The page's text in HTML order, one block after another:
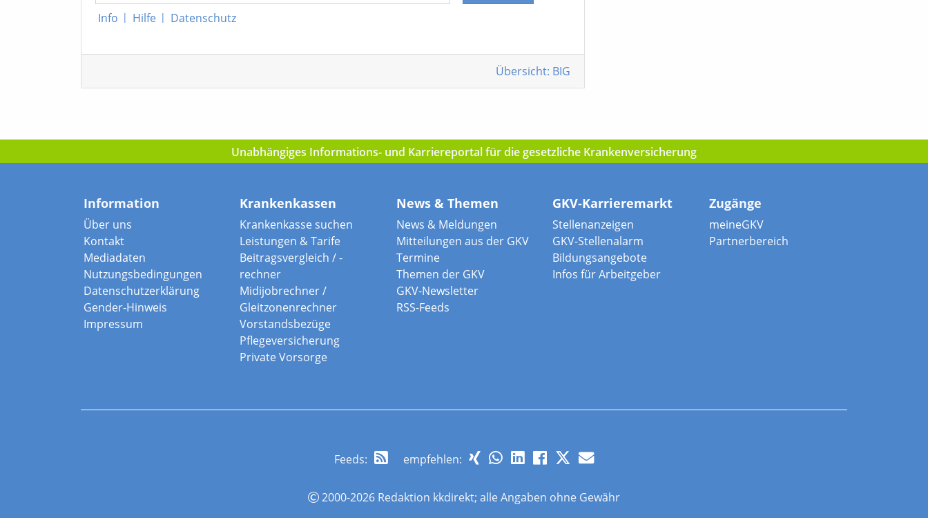
Info | Hilfe | Datenschutz
Übersicht: BIG
Unabhängiges Informations- und Karriereportal für die gesetzliche Krankenversicherung
Information
Über uns
Kontakt
Mediadaten
Nutzungsbedingungen
Datenschutzerklärung
Gender-Hinweis
Impressum
Krankenkassen
Krankenkasse suchen
Leistungen & Tarife
Beitragsvergleich / -
rechner
Midijobrechner /
Gleitzonenrechner
Vorstandsbezüge
Pflegeversicherung
Private Vorsorge
News & Themen
News & Meldungen
Mitteilungen aus der GKV
Termine
Themen der GKV
GKV-Newsletter
RSS-Feeds
GKV-Karrieremarkt
Stellenanzeigen
GKV-Stellenalarm
Bildungsangebote
Infos für Arbeitgeber
Zugänge
meineGKV
Partnerbereich
Feeds: empfehlen:
2000-2026 Redaktion kkdirekt; alle Angaben ohne Gewähr